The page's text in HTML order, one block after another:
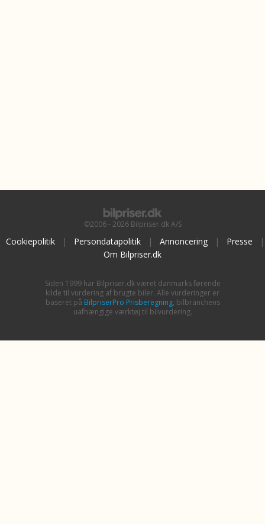
©2006 - 2026 Bilpriser.dk A/S
Cookiepolitik | Persondatapolitik | Annoncering | Presse
|
Om Bilpriser.dk
Siden 1999 har Bilpriser.dk været danmarks førende
kilde til vurdering af brugte biler. Alle vurderinger er
baseret på BilpriserPro Prisberegning, bilbranchens
uafhængige værktøj til bilvurdering.